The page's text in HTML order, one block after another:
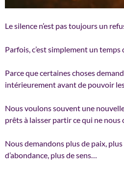
Le silence n’est pas toujours un
Parfois, c’est simplement un temps
Parce que certaines choses
intérieurement avant de pouvoir
Nous voulons souvent une
prêts à laisser partir ce qui ne nous
Nous demandons plus de paix,
d’abondance, plus de sens…